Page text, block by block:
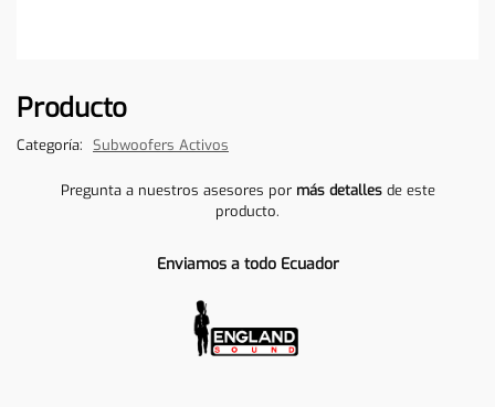
Producto
Categoría: Subwoofers Activos
Pregunta a nuestros asesores por más detallesde este
producto.
Enviamos a todo Ecuador